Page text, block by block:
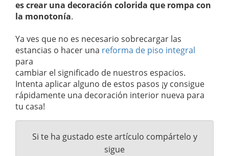
es crear una decoración colorida que rompa con
la monotonía.
Ya ves que no es necesario sobrecargar las
estancias o hacer una reforma de piso integral
para
cambiar el significado de nuestros espacios.
Intenta aplicar alguno de estos pasos ¡y consigue
rápidamente una decoración interior nueva para
tu casa!
Si te ha gustado este artículo compártelo y
sigue